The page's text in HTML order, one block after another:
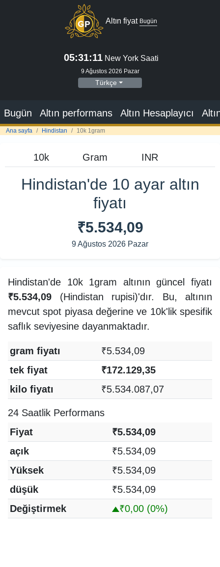
Altın fiyat Bugün
05:31:12 New York Saati
9 Ağustos 2026 Pazar
Türkçe
Bugün Altın performans Altın Hesaplayıcı
Ana sayfa Hindistan 10k 1gram
Hindistan'de 10 ayar altın
fiyatı
₹5.534,09
9 Ağustos 2026 Pazar
Hindistan'de 10k 1gram altının güncel fiyatı
₹5.534,09 (Hindistan rupisi)'dır. Bu, altının
mevcut spot piyasa değerine ve 10k'lik spesifik
saflık seviyesine dayanmaktadır.
gram fiyatı
₹5.534,09
tek fiyat
₹172.129,35
kilo fiyatı
₹5.534.087,07
24 Saatlik Performans
Fiyat
₹5.534,09
açık
₹5.534,09
Yüksek
₹5.534,09
düşük
₹5.534,09
Değiştirmek
₹0,00 (0%)